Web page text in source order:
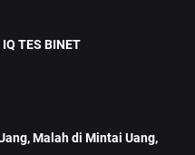
TES BINET
Malah di Mintai Uang,